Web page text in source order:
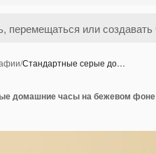
/Стандартные серые до…
домашние часы на бежевом фоне